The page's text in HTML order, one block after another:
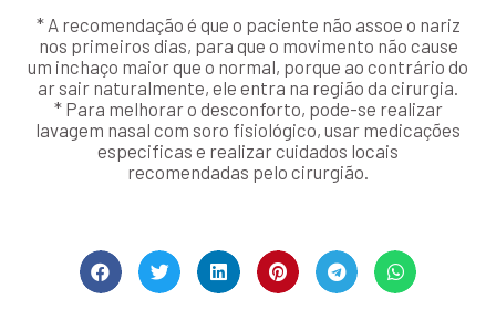
* A recomendação é que o paciente não assoe o nariz
nos primeiros dias, para que o movimento não cause
um inchaço maior que o normal, porque ao contrário do
ar sair naturalmente, ele entra na região da cirurgia.
* Para melhorar o desconforto, pode-se realizar
lavagem nasal com soro fisiológico, usar medicações
especificas e realizar cuidados locais
recomendadas pelo cirurgião.